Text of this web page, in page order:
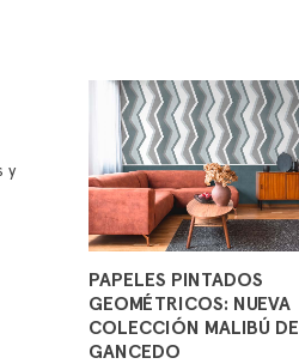
y
PAPELES PINTADOS
GEOMÉTRICOS: NUEVA
COLECCIÓN MALIBÚ DE
GANCEDO